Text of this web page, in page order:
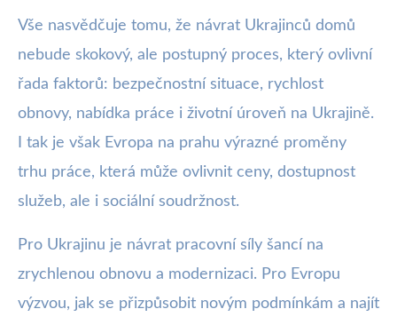
Vše nasvědčuje tomu, že návrat Ukrajinců domů
nebude skokový, ale postupný proces, který ovlivní
řada faktorů: bezpečnostní situace, rychlost
obnovy, nabídka práce i životní úroveň na Ukrajině.
I tak je však Evropa na prahu výrazné proměny
trhu práce, která může ovlivnit ceny, dostupnost
služeb, ale i sociální soudržnost.
Pro Ukrajinu je návrat pracovní síly šancí na
zrychlenou obnovu a modernizaci. Pro Evropu
výzvou, jak se přizpůsobit novým podmínkám a najít